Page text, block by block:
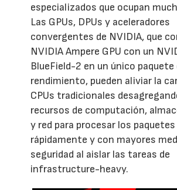
especializados que ocupan
Las GPUs, DPUs y aceleradores
convergentes de NVIDIA, que
NVIDIA Ampere GPU con un
BlueField-2 en un único
rendimiento, pueden aliviar la
CPUs tradicionales
recursos de computación,
y red para procesar los
rápidamente y con mayores
seguridad al aislar las tareas de
infrastructure-heavy.